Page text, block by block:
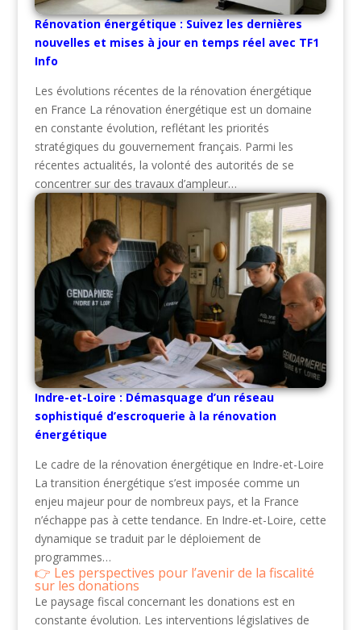
Rénovation énergétique : Suivez les dernières
nouvelles et mises à jour en temps réel avec TF1
Info
Les évolutions récentes de la rénovation énergétique
en France La rénovation énergétique est un domaine
en constante évolution, reflétant les priorités
stratégiques du gouvernement français. Parmi les
récentes actualités, la volonté des autorités de se
concentrer sur des travaux d’ampleur…
Indre-et-Loire : Démasquage d’un réseau
sophistiqué d’escroquerie à la rénovation
énergétique
Le cadre de la rénovation énergétique en Indre-et-Loire
La transition énergétique s’est imposée comme un
enjeu majeur pour de nombreux pays, et la France
n’échappe pas à cette tendance. En Indre-et-Loire, cette
dynamique se traduit par le déploiement de
programmes…
Les perspectives pour l’avenir de la fiscalité
sur les donations
Le paysage fiscal concernant les donations est en
constante évolution. Les interventions législatives de